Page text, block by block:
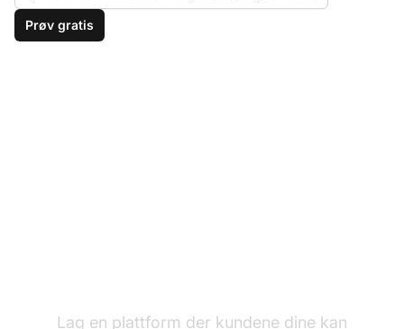
Prøv gratis
Lag en plattform der kundene dine kan